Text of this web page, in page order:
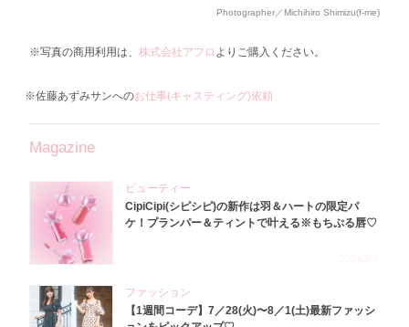
Photographer／Michihiro Shimizu(f-me)
※写真の商用利用は、 株式会社アフロ よりご購入ください。
※佐藤あずみサンへのお仕事(キャスティング)依頼
Magazine
ビューティー
CipiCipi(シピシピ)の新作は羽＆ハートの限定パ
ケ！プランパー＆ティントで叶える※もちぷる唇♡
ファッション
【1週間コーデ】7／28(火)〜8／1(土)最新ファッシ